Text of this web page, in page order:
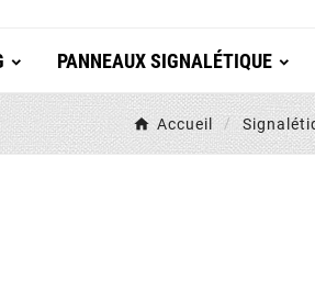
PANNEAUX SIGNALÉTIQUE
Accueil